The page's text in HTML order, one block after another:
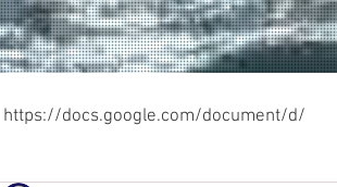
https://docs.google.com/document/d/